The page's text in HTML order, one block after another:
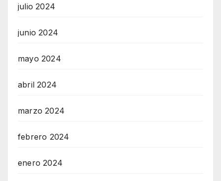
julio 2024
junio 2024
mayo 2024
abril 2024
marzo 2024
febrero 2024
enero 2024